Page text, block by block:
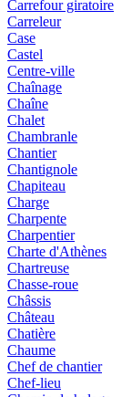
Carrefour giratoire
Carreleur
Case
Castel
Centre-ville
Chaînage
Chaîne
Chalet
Chambranle
Chantier
Chantignole
Chapiteau
Charge
Charpente
Charpentier
Charte d'Athènes
Chartreuse
Chasse-roue
Châssis
Château
Chatière
Chaume
Chef de chantier
Chef-lieu